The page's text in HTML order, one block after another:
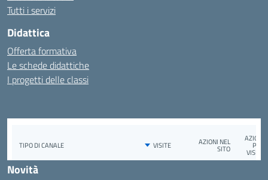
Tutti i servizi
Didattica
Offerta formativa
Le schede didattiche
I progetti delle classi
Novità